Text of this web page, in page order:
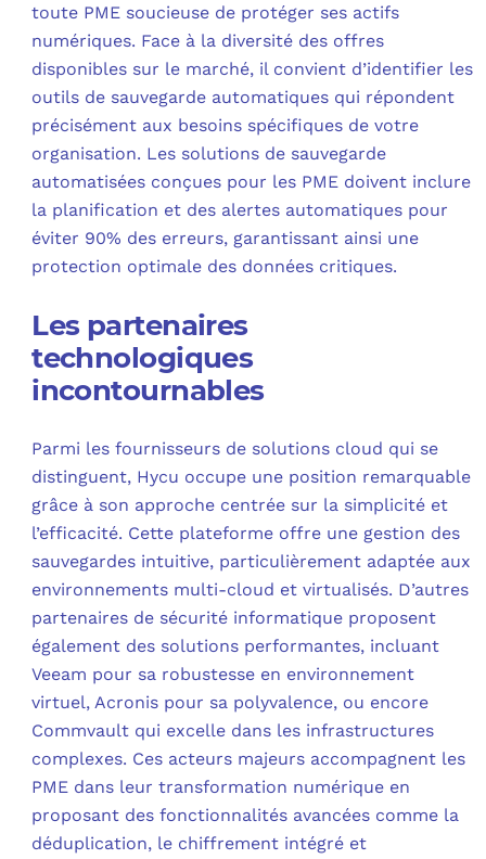
toute PME soucieuse de protéger ses actifs
numériques. Face à la diversité des offres
disponibles sur le marché, il convient d’identifier les
outils de sauvegarde automatiques qui répondent
précisément aux besoins spécifiques de votre
organisation. Les solutions de sauvegarde
automatisées conçues pour les PME doivent inclure
la planification et des alertes automatiques pour
éviter 90% des erreurs, garantissant ainsi une
protection optimale des données critiques.
Les partenaires
technologiques
incontournables
Parmi les fournisseurs de solutions cloud qui se
distinguent, Hycu occupe une position remarquable
grâce à son approche centrée sur la simplicité et
l’efficacité. Cette plateforme offre une gestion des
sauvegardes intuitive, particulièrement adaptée aux
environnements multi-cloud et virtualisés. D’autres
partenaires de sécurité informatique proposent
également des solutions performantes, incluant
Veeam pour sa robustesse en environnement
virtuel, Acronis pour sa polyvalence, ou encore
Commvault qui excelle dans les infrastructures
complexes. Ces acteurs majeurs accompagnent les
PME dans leur transformation numérique en
proposant des fonctionnalités avancées comme la
déduplication, le chiffrement intégré et